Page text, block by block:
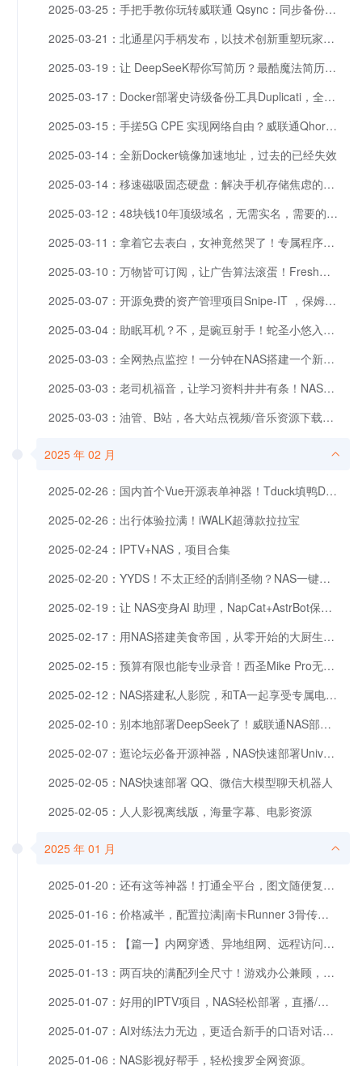
2025-03-25：手把手教你玩转威联通 Qsync：同步备份一篇就够
2025-03-21：北通星闪手柄发布，以技术创新重塑玩家体验
2025-03-19：让 DeepSeeK帮你写简历？最酷魔法简历工具，1分钟轻松部署。
2025-03-17：Docker部署史诗级备份工具Duplicati，全平台可用，补全NAS短板。
2025-03-15：手搓5G CPE 实现网络自由？威联通Qhora-301W路由器再次发光发热~
2025-03-14：全新Docker镜像加速地址，过去的已经失效
2025-03-14：移速磁吸固态硬盘：解决手机存储焦虑的终极方案
2025-03-12：48块钱10年顶级域名，无需实名，需要的快冲！
2025-03-11：拿着它去表白，女神竟然哭了！专属程序猿的浪漫～
2025-03-10：万物皆可订阅，让广告算法滚蛋！FreshRSS快速搭建个人信息流
2025-03-07：开源免费的资产管理项目Snipe-IT ，保姆级部署流程
2025-03-04：助眠耳机？不，是豌豆射手！蛇圣小悠入耳式蓝牙降噪耳机
2025-03-03：全网热点监控！一分钟在NAS搭建一个新闻聚合工具NewsNow
2025-03-03：老司机福音，让学习资料井井有条！NAS十分钟部署Tissue轻松刮削。
2025-03-03：油管、B站，各大站点视频/音乐资源下载神器
2025 年 02 月
2025-02-26：国内首个Vue开源表单神器！Tduck填鸭Docker私有化部署教程
2025-02-26：出行体验拉满！iWALK超薄款拉拉宝
2025-02-24：IPTV+NAS，项目合集
2025-02-20：YYDS！不太正经的刮削圣物？NAS一键部署，海报墙只在顷刻之间。
2025-02-19：让 NAS变身AI 助理，NapCat+AstrBot保姆级教程
2025-02-17：用NAS搭建美食帝国，从零开始的大厨生活。
2025-02-15：预算有限也能专业录音！西圣Mike Pro无线领夹麦克风，新手创作神器
2025-02-12：NAS搭建私人影院，和TA一起享受专属电影之夜～
2025-02-10：别本地部署DeepSeek了！威联通NAS部署最强AI大模型前端，体验飞起来！
2025-02-07：逛论坛必备开源神器，NAS快速部署Universal Forum Block
2025-02-05：NAS快速部署 QQ、微信大模型聊天机器人
2025-02-05：人人影视离线版，海量字幕、电影资源
2025 年 01 月
2025-01-20：还有这等神器！打通全平台，图文随便复制粘贴，NAS快速部署。
2025-01-16：价格减半，配置拉满|南卡Runner 3骨传导耳机
2025-01-15：【篇一】内网穿透、异地组网、远程访问，轻松打通内外网
2025-01-13：两百块的满配列全尺寸！游戏办公兼顾，狼蛛F108焦糖拿铁评测
2025-01-07：好用的IPTV项目，NAS轻松部署，直播/电台/多端使用
2025-01-07：AI对练法力无边，更适合新手的口语对话练习应用
2025-01-06：NAS影视好帮手，轻松搜罗全网资源。